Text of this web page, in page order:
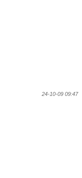
24-10-09 09:47